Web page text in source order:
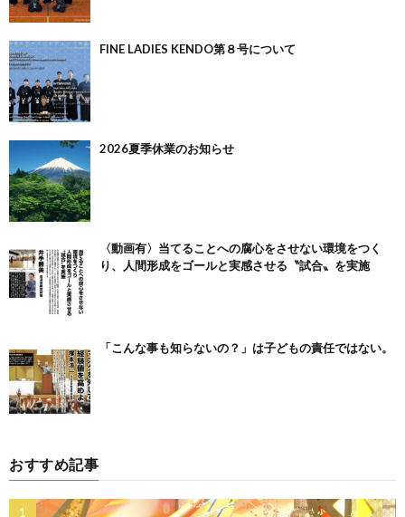
FINE LADIES KENDO第８号について
2026夏季休業のお知らせ
〈動画有〉当てることへの腐心をさせない環境をつく
り、人間形成をゴールと実感させる〝試合〟を実施
「こんな事も知らないの？」は子どもの責任ではない。
おすすめ記事